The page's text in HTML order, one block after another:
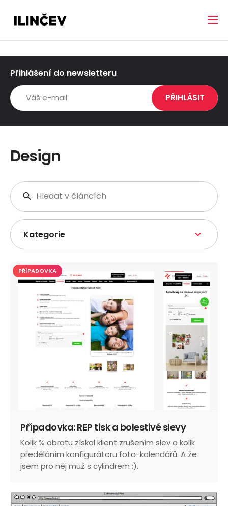
Přihlášení do newsletteru
Design
PŘÍPADOVKA
Případovka: REP tisk a bolestivé slevy
Kolik % obratu získal klient zrušením slev a kolik
předěláním konfigurátoru foto-kalendářů. A že
jsem pro něj muž s cylindrem :).
Kategorie